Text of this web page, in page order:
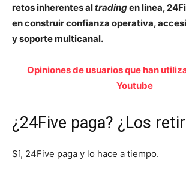
retos inherentes altradingen línea,
en construir confianza operativa,
y soporte multicanal.
Opiniones de usuarios que han
Youtube
¿24Five paga? ¿Los
Sí, 24Five paga y lo hace a tiempo.